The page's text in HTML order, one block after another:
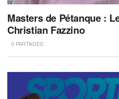
Masters de Pétanque :
Christian Fazzino
0 PARTAGES